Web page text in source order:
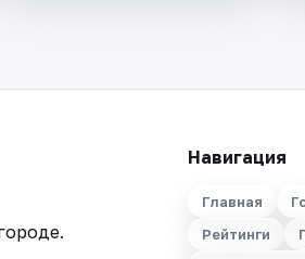
Навигация
Главная
Рейтинги